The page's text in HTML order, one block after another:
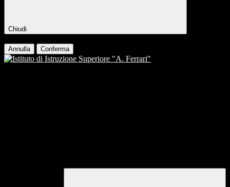
Chiudi
Annulla Conferma